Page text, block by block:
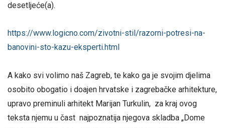
desetljeće(a).
https://www.logicno.com/zivotni-stil/razorni-potresi-na-
banovini-sto-kazu-eksperti.html
A kako svi volimo naš Zagreb, te kako ga je svojim djelima
osobito obogatio i doajen hrvatske i zagrebačke arhitekture,
upravo preminuli arhitekt Marijan Turkulin, za kraj ovog
teksta njemu u čast najpoznatija njegova skladba „Dome